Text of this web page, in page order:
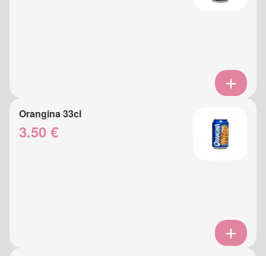
Orangina 33cl
3.50 €